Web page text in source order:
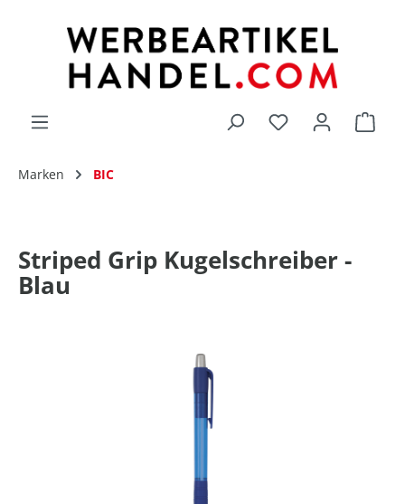
Du hast 0
Marken BIC
Striped Grip Kugelschreiber -
Blau